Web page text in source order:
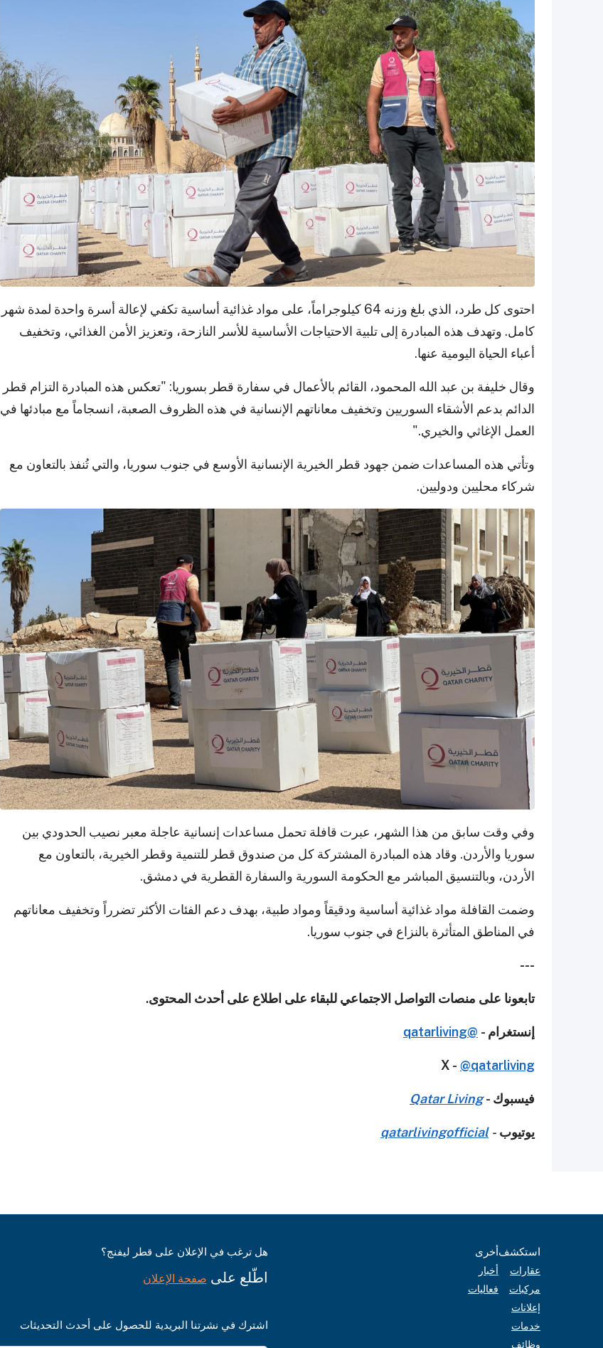
احتوى كل طرد، الذي بلغ وزنه 64 كيلوجراماً، على مواد غذائية أساسية تكفي لإعالة أسرة واحدة لمدة شهر
كامل. وتهدف هذه المبادرة إلى تلبية الاحتياجات الأساسية للأسر النازحة، وتعزيز الأمن الغذائي، وتخفيف
أعباء الحياة اليومية عنها.
وقال خليفة بن عبد الله المحمود، القائم بالأعمال في سفارة قطر بسوريا: "تعكس هذه المبادرة التزام قطر
الدائم بدعم الأشقاء السوريين وتخفيف معاناتهم الإنسانية في هذه الظروف الصعبة، انسجاماً مع مبادئها في
العمل الإغاثي والخيري."
وتأتي هذه المساعدات ضمن جهود قطر الخيرية الإنسانية الأوسع في جنوب سوريا، والتي تُنفذ بالتعاون مع
شركاء محليين ودوليين.
وفي وقت سابق من هذا الشهر، عبرت قافلة تحمل مساعدات إنسانية عاجلة معبر نصيب الحدودي بين
سوريا والأردن. وقاد هذه المبادرة المشتركة كل من صندوق قطر للتنمية وقطر الخيرية، بالتعاون مع
الأردن، وبالتنسيق المباشر مع الحكومة السورية والسفارة القطرية في دمشق.
وضمت القافلة مواد غذائية أساسية ودقيقاً ومواد طبية، بهدف دعم الفئات الأكثر تضرراً وتخفيف معاناتهم
في المناطق المتأثرة بالنزاع في جنوب سوريا.
---
تابعونا على منصات التواصل الاجتماعي للبقاء على اطلاع على أحدث المحتوى.
إنستغرام - @qatarliving
X - @qatarliving
فيسبوك -Qatar Living
يوتيوب -
qatarlivingofficial
استكشف
عقارات
مركبات
إعلانات
خدمات
وظائف
أخرى
أخبار
فعاليات
هل ترغب في الإعلان على قطر ليفنج؟
اطّلع على صفحة الإعلان
اشترك في نشرتنا البريدية للحصول على أحدث التحديثات